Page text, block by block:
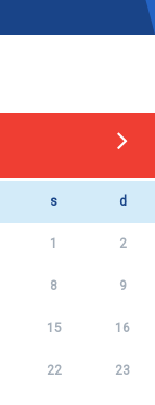
s d
1 2
8 9
15 16
22 23